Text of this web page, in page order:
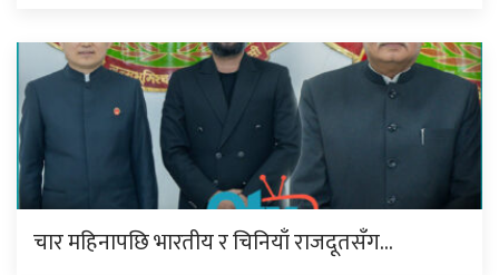
चार महिनापछि भारतीय र चिनियाँ राजदूतसँग…